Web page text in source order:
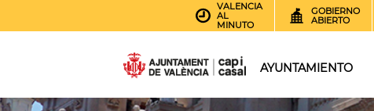
VALENCIA
AL
MINUTO
GOBIERNO
ABIERTO
AYUNTAMIENTO